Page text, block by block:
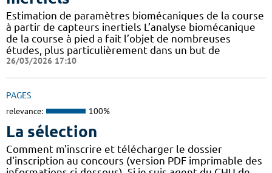
Estimation de paramètres biomécaniques de la course
à partir de capteurs inertiels L’analyse biomécanique
de la course à pied a fait l’objet de nombreuses
études, plus particulièrement dans un but de
26/03/2026 17:10
PAGES
relevance: 100%
La sélection
Comment m'inscrire et télécharger le dossier
d'inscription au concours (version PDF imprimable des